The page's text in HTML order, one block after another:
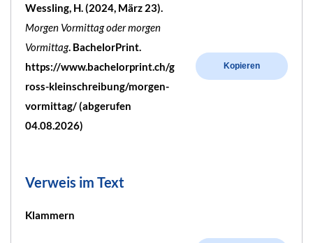
Wessling, H. (2024, März 23).
Morgen Vormittag oder morgen
Vormittag. BachelorPrint.
https://www.bachelorprint.ch/g
ross-kleinschreibung/morgen-
vormittag/ (abgerufen
04.08.2026)
Kopieren
Verweis im Text
Klammern